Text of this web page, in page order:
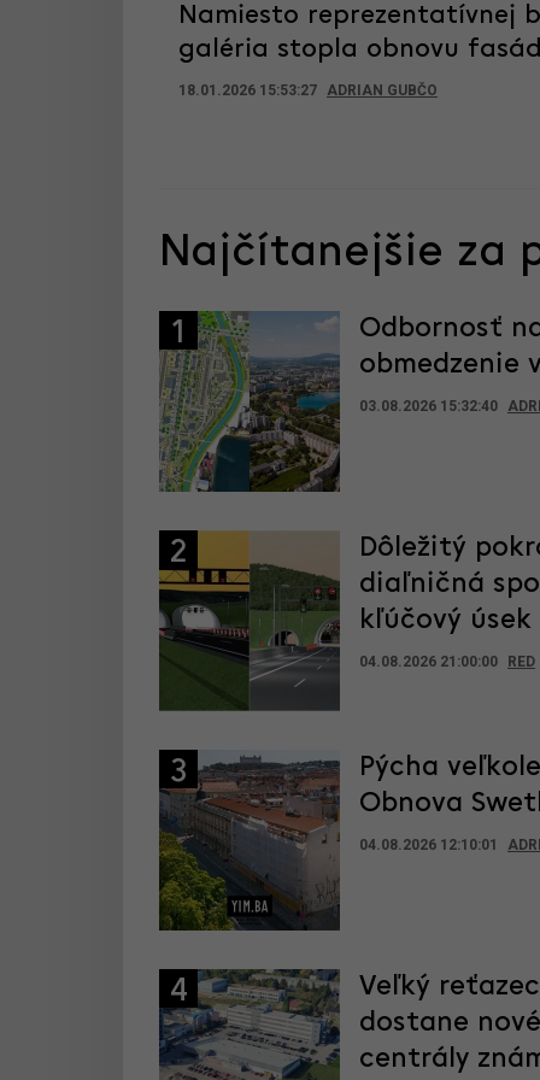
Namiesto reprezentatívnej
galéria stopla obnovu
18.01.2026 15:53:27 ADRIAN GUBČO
Najčítanejšie za
1
Odbornosť
obmedzenie
03.08.2026 15:32:40
2
Dôležitý
diaľničná
kľúčový úsek
04.08.2026 21:00:00 RED
3
Pýcha
Obnova
04.08.2026 12:10:01
4
Veľký
dostane
centrály